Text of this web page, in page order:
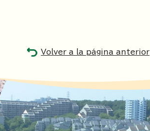
Volver a la página anterior